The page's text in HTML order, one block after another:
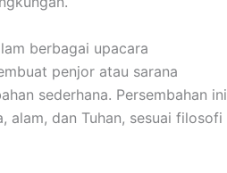
berbagai upacara
penjor atau sarana
sederhana. Persembahan ini
alam, dan Tuhan, sesuai filosofi